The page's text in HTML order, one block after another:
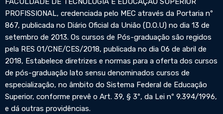
PROFISSIONAL, credenciada pelo MEC através da Portaria nº
867, publicada no Diário Oficial da União (D.O.U) no dia 13 de
setembro de 2013. Os cursos de Pós-graduação são regidos
pela RES 01/CNE/CES/2018, publicada no dia 06 de abril de
2018, Estabelece diretrizes e normas para a oferta dos cursos
de pós-graduação lato sensu denominados cursos de
especialização, no âmbito do Sistema Federal de Educação
Superior, conforme prevê o Art. 39, § 3º, da Lei nº 9.394/1996,
e dá outras providências.